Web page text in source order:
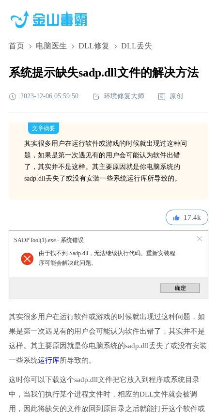
首页 电脑医生 DLL修复 DLL丢失
系统提示缺失sadp.dll文件的解决方法
2023-12-06 05:59:50 环境修复大师 原创
文章摘要
其实很多用户在运行软件或游戏的时候就出现过这种问
题，如果是第一次遇见有的用户会可能认为软件出错
了，其实并不是这样。其主要原因就是你电脑系统的
sadp.dll丢失了或没有安装一些系统运行库所导致的。
17.4k
SADPTool(1).exe - 系统错误
由于找不到 Sadp.dll，无法继续执行代码。重新安装程
序可能会解决此问题。
其实很多用户在运行软件或游戏的时候就出现过这种问题，如
果是第一次遇见有的用户会可能认为软件出错了，其实并不是
这样。其主要原因就是你电脑系统的sadp.dll丢失了或没有安装
一些系统运行库所导致的。
这时你可以下载这个sadp.dll文件把它放入到程序或系统目录
中，当我们执行某个进程文件时，相应的DLL文件就会被调
用，因此将缺失的文件放回到原目录之后就能打开这个软件或